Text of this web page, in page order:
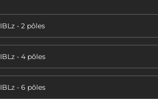
- 2 pôles
- 4 pôles
- 6 pôles